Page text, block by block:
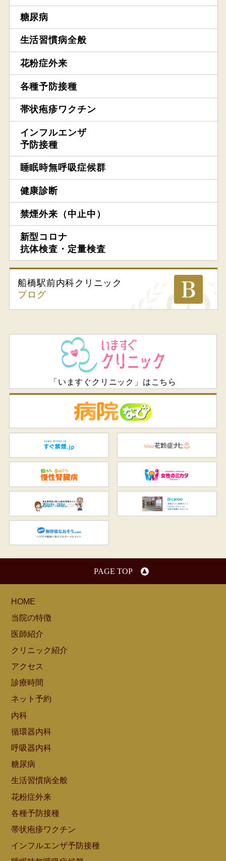
糖尿病
生活習慣病全般
花粉症外来
各種予防接種
帯状疱疹ワクチン
インフルエンザ
予防接種
睡眠時無呼吸症候群
健康診断
禁煙外来（中止中）
新型コロナ
抗体検査・定量検査
船橋駅前内科クリニック
ブログ
「いますぐクリニック」はこちら
すぐ禁煙.jp
知ろう、ふせごう。慢性腎臓
おなかのはなし.com
PAGE TOP
HOME
当院の特徴
医師紹介
クリニック紹介
アクセス
診療時間
ネット予約
内科
循環器内科
呼吸器内科
糖尿病
生活習慣病全般
花粉症外来
各種予防接種
帯状疱疹ワクチン
インフルエンザ予防接種